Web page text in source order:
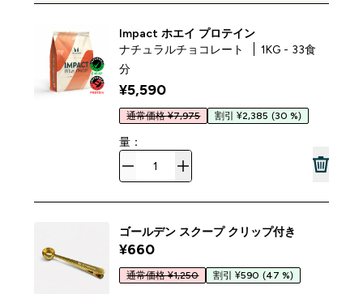
Impact ホエイ プロテイン
ナチュラルチョコレート
1KG - 33食
分
¥5,590‎
通常価格 ¥7,975 割引 ¥2,385 (30 %)
量：
ゴールデン スクープ クリップ付き
¥660‎
通常価格 ¥1,250 割引 ¥590 (47 %)